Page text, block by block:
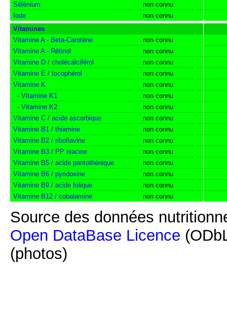
Sélénium
non connu
Iode
non connu
Vitamines
Vitamine A - Beta-Carotène
non connu
Vitamine A - Rétinol
non connu
Vitamine D / cholécalciférol
non connu
Vitamine E / tocophérol
non connu
Vitamine K
non connu
- Vitamine K1
non connu
- Vitamine K2
non connu
Vitamine C / acide ascorbique
non connu
Vitamine B1 / thiamine
non connu
Vitamine B2 / riboflavine
non connu
Vitamine B3 / PP niacine
non connu
Vitamine B5 / acide pantothénique
non connu
Vitamine B6 / pyridoxine
non connu
Vitamine B9 / acide folique
non connu
Vitamine B12 / cobalamine
non connu
Source des données
Open DataBase Licence
(photos)